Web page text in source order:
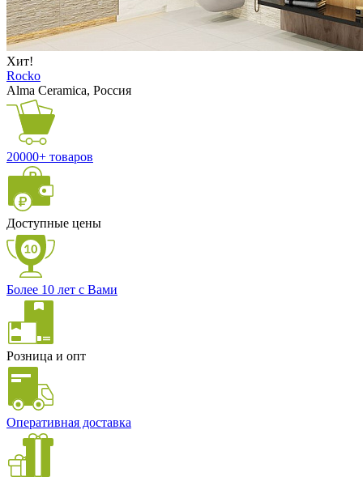
Хит!
Rocko
Alma Ceramica, Россия
20000+ товаров
Доступные цены
Более 10 лет с Вами
Розница и опт
Оперативная доставка